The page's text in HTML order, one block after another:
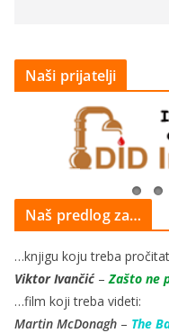
Naši prijatelji
Naš predlog za…
…knjigu koju treba
Viktor Ivančić–Zašto ne
…film koji treba videti:
Martin McDonagh – The